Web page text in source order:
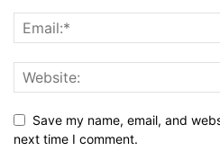
Save my name, email, and
next time I comment.